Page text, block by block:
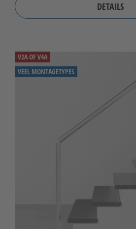
DETAILS
V2A OF V4A
VEEL MONTAGETYPES